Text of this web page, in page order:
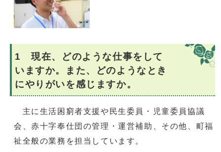
1 現在、どのような仕事をして
いますか。また、どのようなとき
にやりがいを感じますか。
主に生活困窮者支援や民生委員・児童委員協議
会、赤十字奉仕団の管理・運営補助、その他、町福
祉全般の業務を担当しています。